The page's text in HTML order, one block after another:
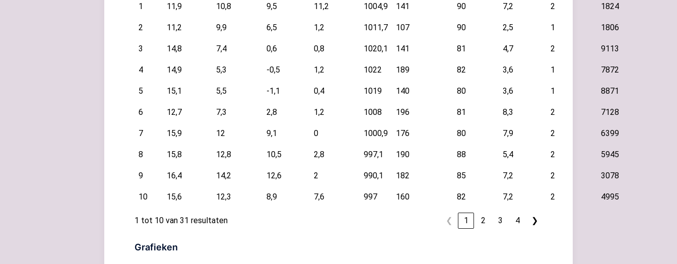
1 11,9 10,8 9,5 11,2 1004,9 141 90 7,2 2 1824
2 11,2 9,9 6,5 1,2 1011,7 107 90 2,5 1 1806
3 14,8 7,4 0,6 0,8 1020,1 141 81 4,7 2 9113
4 14,9 5,3 -0,5 1,2 1022 189 82 3,6 1 7872
5 15,1 5,5 -1,1 0,4 1019 140 80 3,6 1 8871
6 12,7 7,3 2,8 1,2 1008 196 81 8,3 2 7128
7 15,9 12 9,1 0 1000,9 176 80 7,9 2 6399
8 15,8 12,8 10,5 2,8 997,1 190 88 5,4 2 5945
9 16,4 14,2 12,6 2 990,1 182 85 7,2 2 3078
10 15,6 12,3 8,9 7,6 997 160 82 7,2 2 4995
1 tot 10 van 31 resultaten ❮ 1 2 3 4 ❯
Grafieken